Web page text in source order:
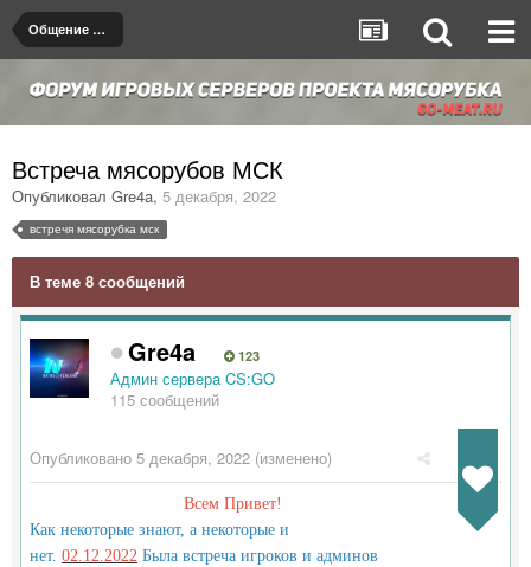
Общение на любые темы
Встреча мясорубов МСК
Опубликовал Gre4a, 5 декабря, 2022
встречя мясорубка мск
В теме 8 сообщений
Gre4a 123
Админ сервера CS:GO
115 сообщений
Опубликовано 5 декабря, 2022 (изменено)
Всем Привет!
Как некоторые знают, а некоторые и
нет. 02.12.2022 Была встреча игроков и админов